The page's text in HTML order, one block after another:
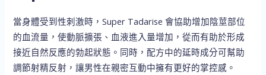
當身體受到性刺激時，Super Tadarise 會協助增加陰莖部位
的血流量，使動脈擴張、血液進入量增加，從而有助於形成
接近自然反應的勃起狀態。同時，配方中的延時成分可幫助
調節射精反射，讓男性在親密互動中擁有更好的掌控感。